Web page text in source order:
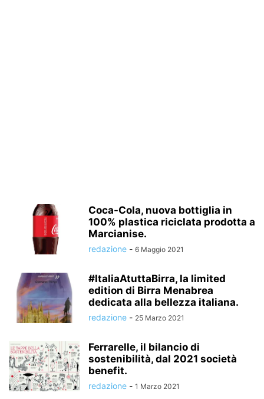
Coca-Cola, nuova bottiglia in
100% plastica riciclata prodotta a
Marcianise.
redazione - 6 Maggio 2021
#ItaliaAtuttaBirra, la limited
edition di Birra Menabrea
dedicata alla bellezza italiana.
redazione - 25 Marzo 2021
Ferrarelle, il bilancio di
sostenibilità, dal 2021 società
benefit.
redazione - 1 Marzo 2021